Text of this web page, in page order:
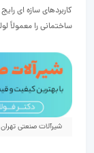
کاربردهای سازه ای
ساختمانی را معمولاً
شیرآلات صنعتی تهران